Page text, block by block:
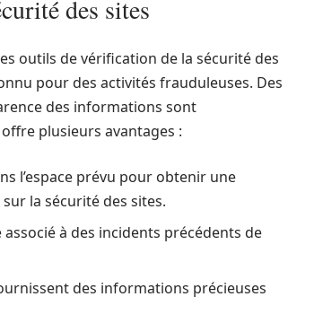
des sites
outils de vérification de la sécurité des
pour des activités frauduleuses. Des
des informations sont
plusieurs avantages :
l’espace prévu pour obtenir une
la sécurité des sites.
à des incidents précédents de
des informations précieuses